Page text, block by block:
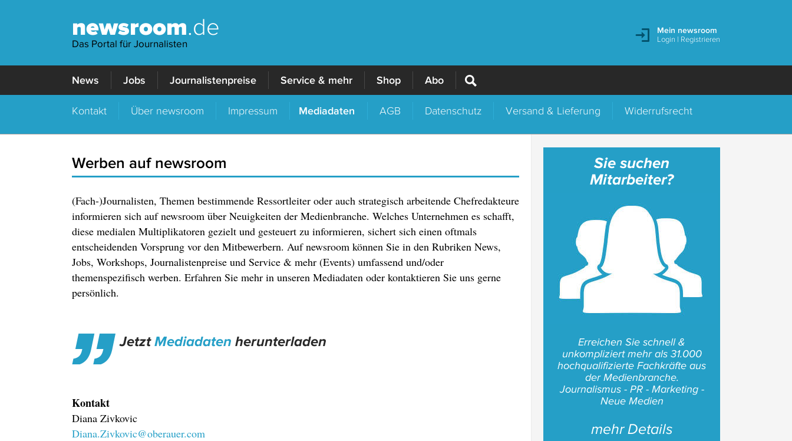
newsroom.de
Das Portal für Journalisten
Mein newsroom
Login | Registrieren
News Jobs Journalistenpreise Service & mehr Shop Abo
Kontakt Über newsroom Impressum Mediadaten AGB Datenschutz Versand & Lieferung Widerrufsrecht
Werben auf newsroom
(Fach-)Journalisten, Themen bestimmende Ressortleiter oder auch strategisch arbeitende Chefredakteure
informieren sich auf newsroom über Neuigkeiten der Medienbranche. Welches Unternehmen es schafft,
diese medialen Multiplikatoren gezielt und gesteuert zu informieren, sichert sich einen oftmals
entscheidenden Vorsprung vor den Mitbewerbern. Auf newsroom können Sie in den Rubriken News,
Jobs, Workshops, Journalistenpreise und Service & mehr (Events) umfassend und/oder
themenspezifisch werben. Erfahren Sie mehr in unseren Mediadaten oder kontaktieren Sie uns gerne
persönlich.
JetztMediadaten herunterladen
Kontakt
Diana Zivkovic
Diana.Zivkovic@oberauer.com
Sie suchen
Mitarbeiter?
Erreichen Sie schnell &
unkompliziert mehr als 31.000
hochqualifizierte Fachkräfte aus
der Medienbranche.
Journalismus - PR - Marketing -
Neue Medien
mehr Details